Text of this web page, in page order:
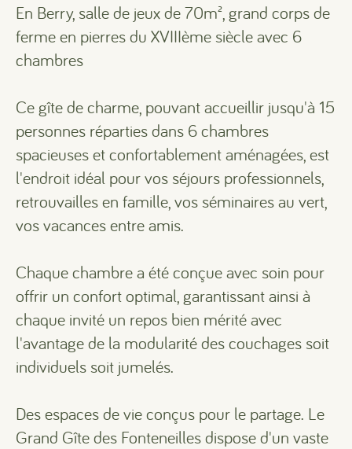
En Berry, salle de jeux de 70m², grand corps de
ferme en pierres du XVIIIème siècle avec 6
chambres
Ce gîte de charme, pouvant accueillir jusqu'à 15
personnes réparties dans 6 chambres
spacieuses et confortablement aménagées, est
l'endroit idéal pour vos séjours professionnels,
retrouvailles en famille, vos séminaires au vert,
vos vacances entre amis.
Chaque chambre a été conçue avec soin pour
offrir un confort optimal, garantissant ainsi à
chaque invité un repos bien mérité avec
l'avantage de la modularité des couchages soit
individuels soit jumelés.
Des espaces de vie conçus pour le partage. Le
Grand Gîte des Fonteneilles dispose d'un vaste